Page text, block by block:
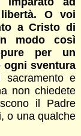
O voi
a Cristo di
modo così
per un
ogni sventura
sacramento e
non chiedete
il Padre
o una qualche